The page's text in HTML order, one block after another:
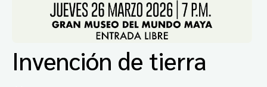
Invención de tierra